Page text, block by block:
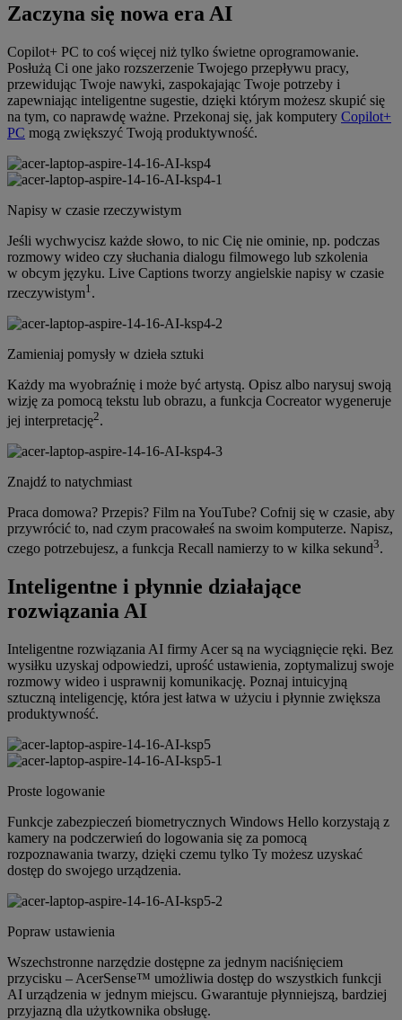
Zaczyna się nowa era AI
Copilot+ PC to coś więcej niż tylko świetne oprogramowanie.
Posłużą Ci one jako rozszerzenie Twojego przepływu pracy,
przewidując Twoje nawyki, zaspokajając Twoje potrzeby i
zapewniając inteligentne sugestie, dzięki którym możesz skupić się
na tym, co naprawdę ważne. Przekonaj się, jak komputery Copilot+
PC mogą zwiększyć Twoją produktywność.
Napisy w czasie rzeczywistym
Jeśli wychwycisz każde słowo, to nic Cię nie ominie, np. podczas
rozmowy wideo czy słuchania dialogu filmowego lub szkolenia
w obcym języku. Live Captions tworzy angielskie napisy w czasie
rzeczywistym1 .
Zamieniaj pomysły w dzieła sztuki
Każdy ma wyobraźnię i może być artystą. Opisz albo narysuj swoją
wizję za pomocą tekstu lub obrazu, a funkcja Cocreator wygeneruje
jej interpretację2.
Znajdź to natychmiast
Praca domowa? Przepis? Film na YouTube? Cofnij się w czasie, aby
przywrócić to, nad czym pracowałeś na swoim komputerze. Napisz,
czego potrzebujesz, a funkcja Recall namierzy to w kilka sekund3.
Inteligentne i płynnie działające
rozwiązania AI
Inteligentne rozwiązania AI firmy Acer są na wyciągnięcie ręki. Bez
wysiłku uzyskaj odpowiedzi, uprość ustawienia, zoptymalizuj swoje
rozmowy wideo i usprawnij komunikację. Poznaj intuicyjną
sztuczną inteligencję, która jest łatwa w użyciu i płynnie zwiększa
produktywność.
Proste logowanie
Funkcje zabezpieczeń biometrycznych Windows Hello korzystają z
kamery na podczerwień do logowania się za pomocą
rozpoznawania twarzy, dzięki czemu tylko Ty możesz uzyskać
dostęp do swojego urządzenia.
Popraw ustawienia
Wszechstronne narzędzie dostępne za jednym naciśnięciem
przycisku – AcerSense™ umożliwia dostęp do wszystkich funkcji
AI urządzenia w jednym miejscu. Gwarantuje płynniejszą, bardziej
przyjazną dla użytkownika obsługę.